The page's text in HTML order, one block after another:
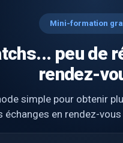
Mini-formation
peu de
rendez-
simple pour obtenir
en rendez-